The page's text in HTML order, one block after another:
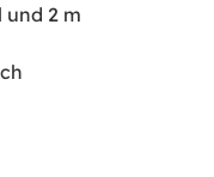
und 2 m